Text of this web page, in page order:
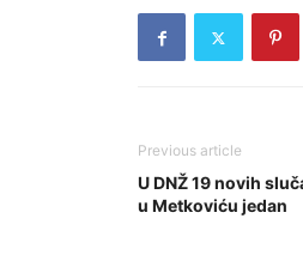
Previous article
U DNŽ 19 novih
u Metkoviću jedan